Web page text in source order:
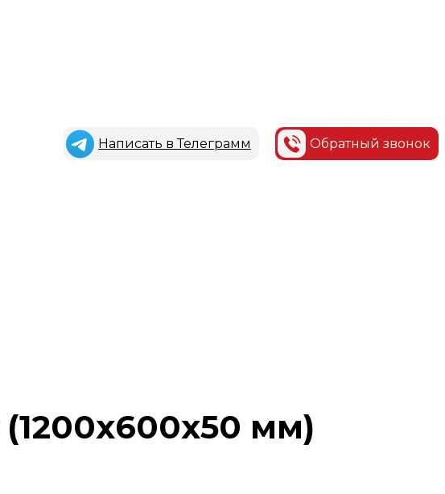
Написать в Телеграмм Обратный звонок
(1200х600х50 мм)